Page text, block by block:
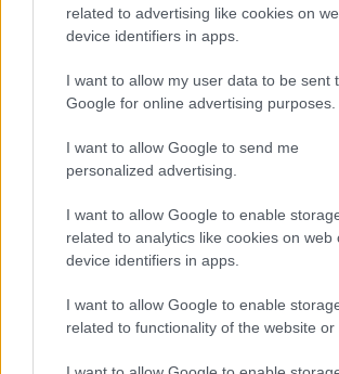
related to advertising like cookies on
device identifiers in apps.
I want to allow my user data to be sent
Google for online advertising purposes.
I want to allow Google to send me
personalized advertising.
I want to allow Google to enable
related to analytics like cookies on web
device identifiers in apps.
I want to allow Google to enable
related to functionality of the website or